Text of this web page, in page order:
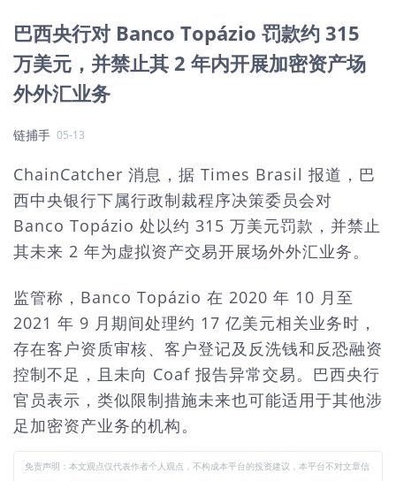
巴西央行对 Banco Topázio 罚款约 315
万美元，并禁止其 2 年内开展加密资产场
外外汇业务
链捕手 05-13
ChainCatcher 消息，据 Times Brasil 报道，巴
西中央银行下属行政制裁程序决策委员会对
Banco Topázio 处以约 315 万美元罚款，并禁止
其未来 2 年为虚拟资产交易开展场外外汇业务。
监管称，Banco Topázio 在 2020 年 10 月至
2021 年 9 月期间处理约 17 亿美元相关业务时，
存在客户资质审核、客户登记及反洗钱和反恐融资
控制不足，且未向 Coaf 报告异常交易。巴西央行
官员表示，类似限制措施未来也可能适用于其他涉
足加密资产业务的机构。
免责声明：本文观点仅代表作者个人观点，不构成本平台的投资建议，本平台不对文章信